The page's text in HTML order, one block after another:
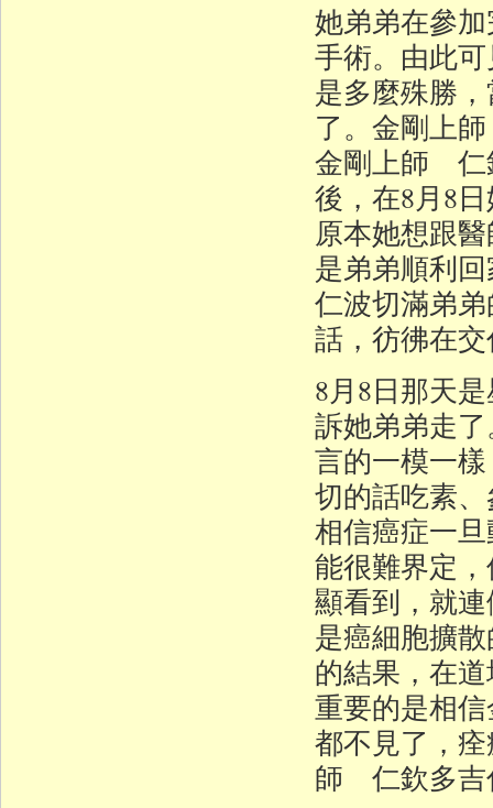
她弟弟在參
手術。由此
是多麼殊勝
了。金剛上
金剛上師 仁
後，在8月8
原本她想跟
是弟弟順利
仁波切滿弟
話，彷彿在
8月8日那天
訴她弟弟走
言的一模一
切的話吃素
相信癌症一
能很難界定
顯看到，就
是癌細胞擴
的結果，在
重要的是相
都不見了，
師 仁欽多吉